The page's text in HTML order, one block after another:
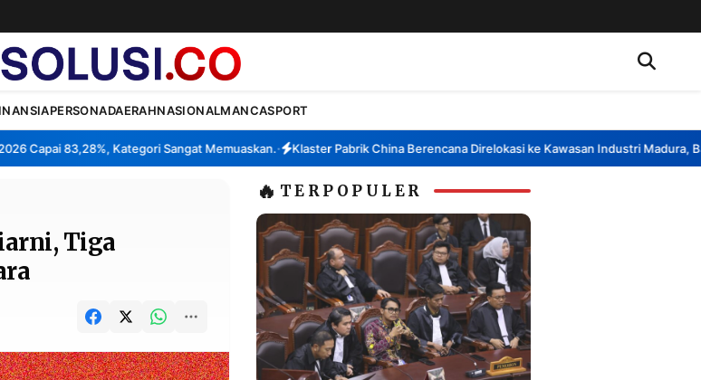
PERSONADAERAHNASIONALMANCASPORT
83,28%, Kategori Sangat Memuaskan.• Klaster Pabrik China Berencana Direlokasi ke Kawasan Industri Madura,
Tiga
🔥 TERPOPULER